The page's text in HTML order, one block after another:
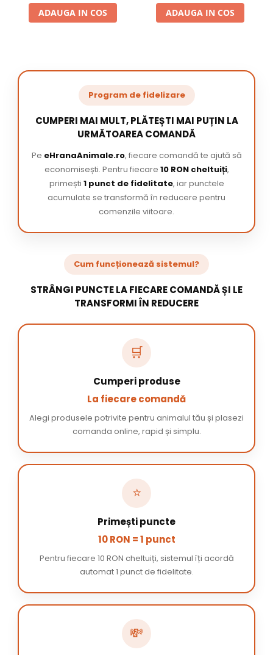
ADAUGA IN COS ADAUGA IN COS
Program de fidelizare
CUMPERI MAI MULT, PLĂTEȘTI MAI PUȚIN LA
URMĂTOAREA COMANDĂ
Pe eHranaAnimale.ro, fiecare comandă te ajută să
economisești. Pentru fiecare 10 RON cheltuiți,
primești 1 punct de fidelitate, iar punctele
acumulate se transformă în reducere pentru
comenzile viitoare.
Cum funcționează sistemul?
STRÂNGI PUNCTE LA FIECARE COMANDĂ ȘI LE
TRANSFORMI ÎN REDUCERE
🛒
Cumperi produse
La fiecare comandă
Alegi produsele potrivite pentru animalul tău și plasezi
comanda online, rapid și simplu.
⭐
Primești puncte
10 RON = 1 punct
Pentru fiecare 10 RON cheltuiți, sistemul îți acordă
automat 1 punct de fidelitate.
💸